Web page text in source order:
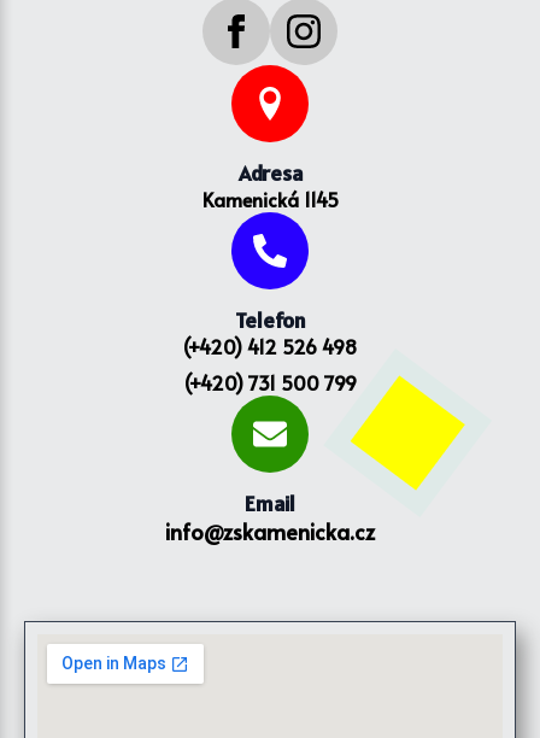
Adresa
Kamenická 1145
Telefon
(+420) 412 526 498
(+420) 731 500 799
Email
info@zskamenicka.cz